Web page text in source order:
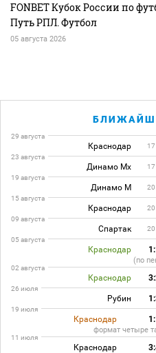
FONBET Кубок России по
Путь РПЛ. Футбол
05 августа 2026
29 августа
Краснодар 17
23 августа
Динамо Мх 17
19 августа
Динамо М 20
15 августа
Краснодар 20
09 августа
Спартак 20
05 августа
Краснодар
(по
02 августа
Краснодар
26 июля
Рубин
19 июля
Краснодар
формат четыре
11 июля
Краснодар